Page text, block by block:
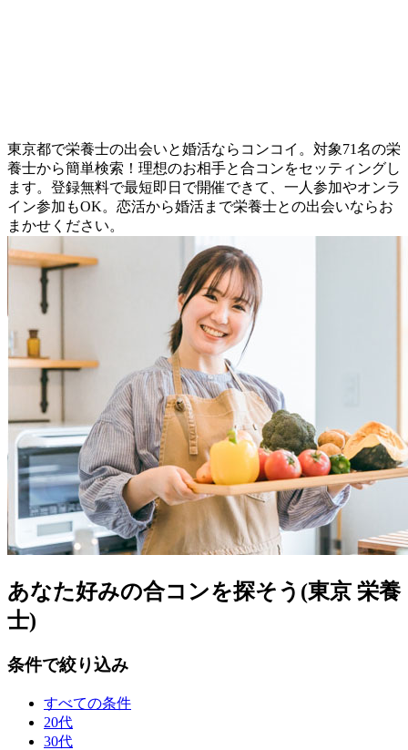
東京都で栄養士の出会いと婚活ならコンコイ。対象71名の栄
養士から簡単検索！理想のお相手と合コンをセッティングし
ます。登録無料で最短即日で開催できて、一人参加やオンラ
イン参加もOK。恋活から婚活まで栄養士との出会いならお
まかせください。
あなた好みの合コンを探そう(東京 栄養
士)
条件で絞り込み
すべての条件
20代
30代